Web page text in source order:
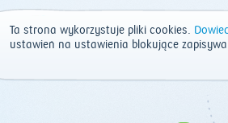
Ta strona wykorzystuje pliki cookies.
ustawień na ustawienia blokujące